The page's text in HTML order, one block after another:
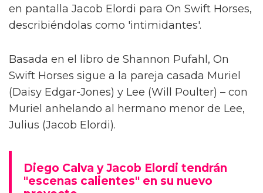
en pantalla Jacob Elordi para On Swift Horses,
describiéndolas como 'intimidantes'.
Basada en el libro de Shannon Pufahl, On
Swift Horses sigue a la pareja casada Muriel
(Daisy Edgar-Jones) y Lee (Will Poulter) – con
Muriel anhelando al hermano menor de Lee,
Julius (Jacob Elordi).
Diego Calva y Jacob Elordi tendrán
"escenas calientes" en su nuevo